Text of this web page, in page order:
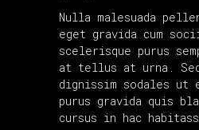
Nulla malesuada
eget gravida cum
scelerisque purus
at tellus at urna.
dignissim sodales ut
purus gravida quis
cursus in hac